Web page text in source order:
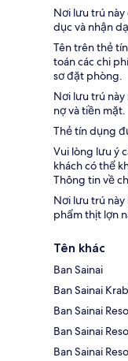
Nơi lưu trú
dục và nhận
Tên trên thẻ
toán các chi
sơ đặt phòng.
Nơi lưu trú
nợ và tiền mặt.
Thẻ tín dụng
Vui lòng lưu ý
khách có thể
Thông tin về
Nơi lưu trú
phẩm thịt lợn
Tên khác
Ban Sainai
Ban Sainai
Ban Sainai
Ban Sainai
Ban Sainai